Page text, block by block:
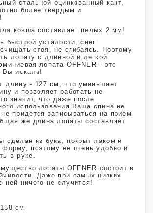
стальной оцинкованный кант,
более твердым и
ковша составляет целых 2 мм!
быстрой усталости, снег
стоя, не сгибаясь. Поэтому
лопату с длинной и легкой
лопата OFFNER - это
Вы искали!
длину - 127 см, что уменьшает
и позволяет работать не
значит, что даже после
использования Ваша спина не
придется записываться на прием
же длина лопаты составляет
сделан из бука, покрыт лаком и
форму, поэтому ее очень удобно и
в руке.
лопаты OFFNER состоит в
Даже при самых низких
ней ничего не случится!
см